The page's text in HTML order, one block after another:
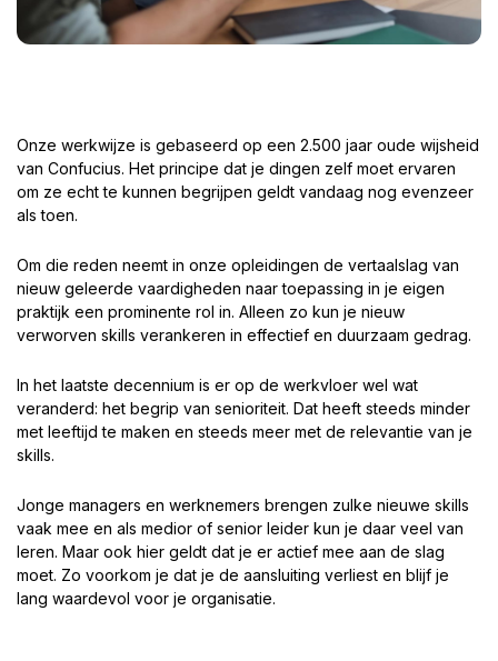
Onze werkwijze is gebaseerd op een 2.500 jaar oude wijsheid
van Confucius. Het principe dat je dingen zelf moet ervaren
om ze echt te kunnen begrijpen geldt vandaag nog evenzeer
als toen.
Om die reden neemt in onze opleidingen de vertaalslag van
nieuw geleerde vaardigheden naar toepassing in je eigen
praktijk een prominente rol in. Alleen zo kun je nieuw
verworven skills verankeren in effectief en duurzaam gedrag.
In het laatste decennium is er op de werkvloer wel wat
veranderd: het begrip van senioriteit. Dat heeft steeds minder
met leeftijd te maken en steeds meer met de relevantie van je
skills.
Jonge managers en werknemers brengen zulke nieuwe skills
vaak mee en als medior of senior leider kun je daar veel van
leren. Maar ook hier geldt dat je er actief mee aan de slag
moet. Zo voorkom je dat je de aansluiting verliest en blijf je
lang waardevol voor je organisatie.